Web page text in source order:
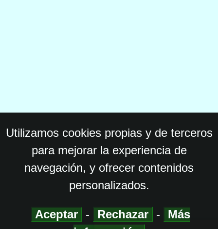
Utilizamos cookies propias y de terceros
para mejorar la experiencia de
navegación, y ofrecer contenidos
personalizados.
Aceptar - Rechazar -
Más